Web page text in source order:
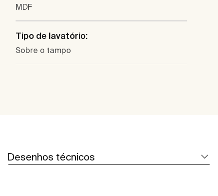
MDF
Tipo de lavatório:
Sobre o tampo
Desenhos técnicos